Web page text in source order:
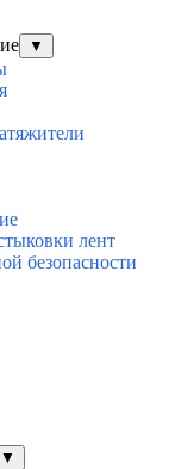
▼
лент
безопасности
▼